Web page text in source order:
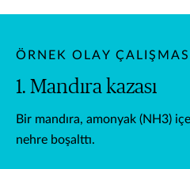
ÖRNEK OLAY ÇALIŞMASI
1. Mandıra kazası
Bir mandıra, amonyak (NH3)
nehre boşalttı.